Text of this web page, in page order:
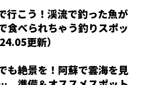
行こう！渓流で釣った魚が
食べられちゃう釣りスポッ
更新）
も絶景を！阿蘇で雲海を見